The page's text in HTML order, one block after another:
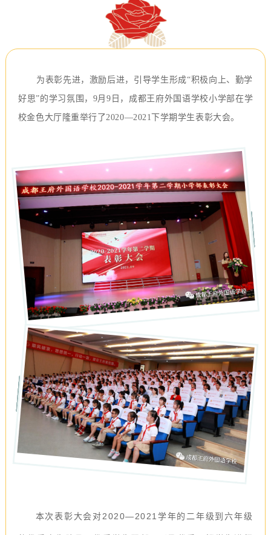
为表彰先进，激励后进，引导学生形成“积极向上、勤学
好思”的学习氛围，9月9日，成都王府外国语学校小学部在学
校金色大厅隆重举行了2020—2021下学期学生表彰大会。
本次表彰大会对2020—2021学年的二年级到六年级